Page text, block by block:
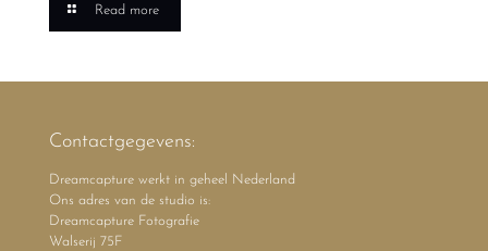
Read more
Contactgegevens:
Dreamcapture werkt in geheel Nederland
Ons adres van de studio is:
Dreamcapture Fotografie
Walserij 75F